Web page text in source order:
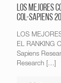
LOS MEJORES
COL-SAPIENS
LOS
EL RANKING
Sapiens
Research […]